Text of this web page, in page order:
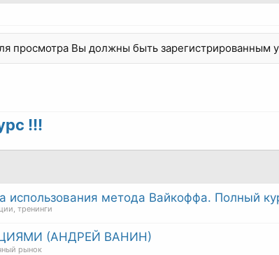
просмотра Вы должны быть зарегистрированным
!!!
использования метода Вайкоффа. Полный
тренинги
(АНДРЕЙ ВАНИН)
рынок